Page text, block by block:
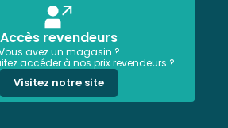
Accès revendeurs
avez un magasin ?
accéder à nos prix revendeurs ?
Visitez notre site